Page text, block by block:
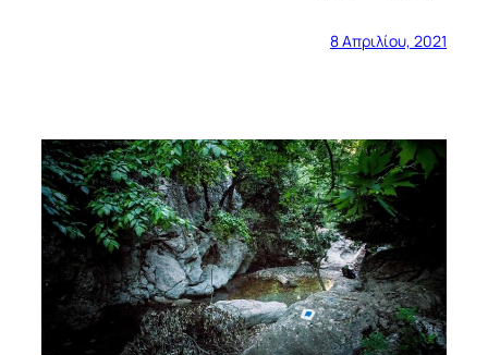
8 Απριλίου, 2021